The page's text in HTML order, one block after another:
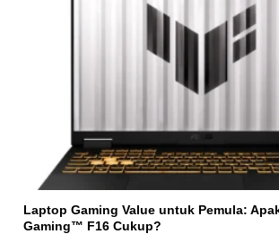
Laptop Gaming Value untuk Pemula:
Gaming™ F16 Cukup?